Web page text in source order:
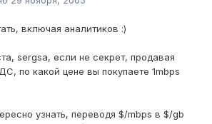
включая аналитиков :)
sergsa, если не секрет, продавая
по какой цене вы покупаете 1mbps
узнать, переводя $/mbps в $/gb